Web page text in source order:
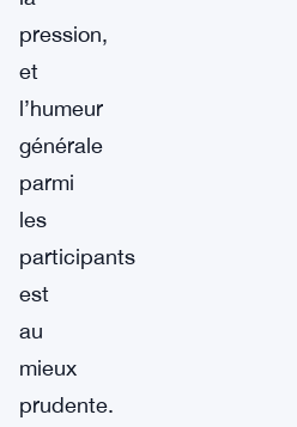
pression,
et
l’humeur
générale
parmi
les
participants
est
au
mieux
prudente.